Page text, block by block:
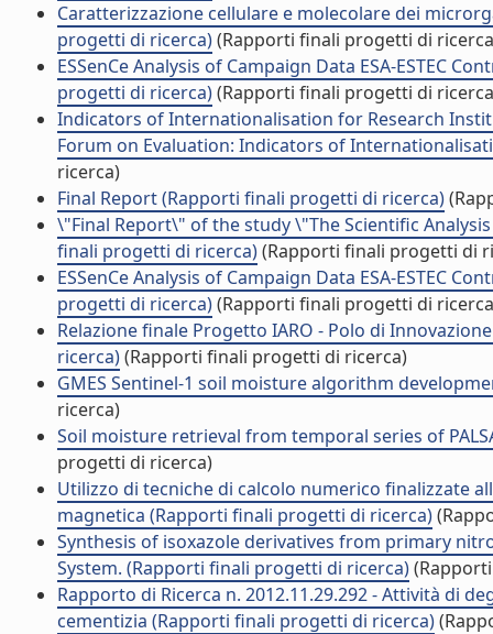
Caratterizzazione cellulare e molecolare dei
progetti di ricerca)(Rapporti finali progetti di
ESSenCe Analysis of Campaign Data ESA-ESTEC
progetti di ricerca)(Rapporti finali progetti di
Indicators of Internationalisation for Research
Forum on Evaluation: Indicators of
ricerca)
Final Report (Rapporti finali progetti di ricerca)
\"Final Report\" of the study \"The Scientific
finali progetti di ricerca)(Rapporti finali progetti di
ESSenCe Analysis of Campaign Data ESA-ESTEC
progetti di ricerca)(Rapporti finali progetti di
Relazione finale Progetto IARO - Polo di
ricerca)(Rapporti finali progetti di ricerca)
GMES Sentinel-1 soil moisture algorithm
ricerca)
Soil moisture retrieval from temporal series of
progetti di ricerca)
Utilizzo di tecniche di calcolo numerico finalizzate
magnetica (Rapporti finali progetti di ricerca)
Synthesis of isoxazole derivatives from primary
System. (Rapporti finali progetti di ricerca)
Rapporto di Ricerca n. 2012.11.29.292 - Attività di
cementizia (Rapporti finali progetti di ricerca)